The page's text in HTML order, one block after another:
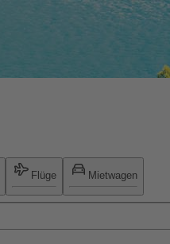
Flüge Mietwagen